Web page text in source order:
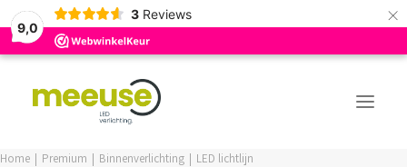
9,0
3 Reviews ×
Home Premium Binnenverlichting
LED lichtlijn